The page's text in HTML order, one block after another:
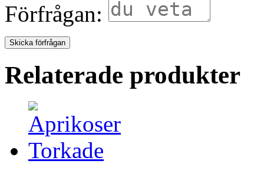
Förfrågan:
Relaterade produkter